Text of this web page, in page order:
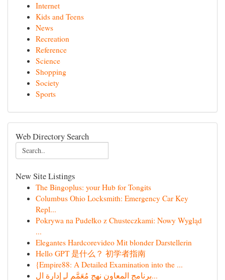
Internet
Kids and Teens
News
Recreation
Reference
Science
Shopping
Society
Sports
Web Directory Search
New Site Listings
The Bingoplus: your Hub for Tongits
Columbus Ohio Locksmith: Emergency Car Key
Repl...
Pokrywa na Pudełko z Chusteczkami: Nowy Wygląd
...
Elegantes Hardcorevideo Mit blonder Darstellerin
Hello GPT 是什么？ 初学者指南
{Empire88: A Detailed Examination into the ...
برنامج المعاون نهج مُعَمَّم لـِ إدارة ال...